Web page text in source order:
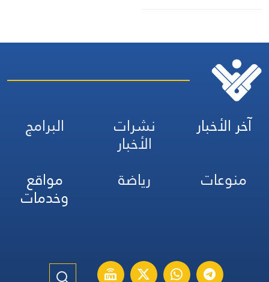
آخر الأخبار نشرات
الأخبار
البرامج
منوعات
رياضة مواقع
وخدمات